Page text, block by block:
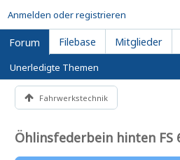
Anmelden oder registrieren
Forum Filebase Mitglieder
Unerledigte Themen
Fahrwerkstechnik
Öhlinsfederbein hinten FS